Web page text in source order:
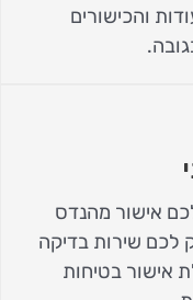
והכישורים
אישור מהנדס
לכם שירות בדיקה
אישור בטיחות